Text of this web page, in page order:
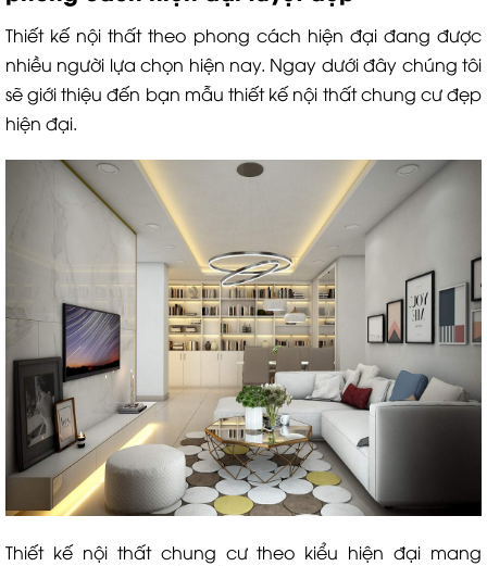
Thiết kế nội thất theo phong cách hiện đại đang được
nhiều người lựa chọn hiện nay. Ngay dưới đây chúng tôi
sẽ giới thiệu đến bạn mẫu thiết kế nội thất chung cư đẹp
hiện đại.
Thiết kế nội thất chung cư theo kiểu hiện đại mang